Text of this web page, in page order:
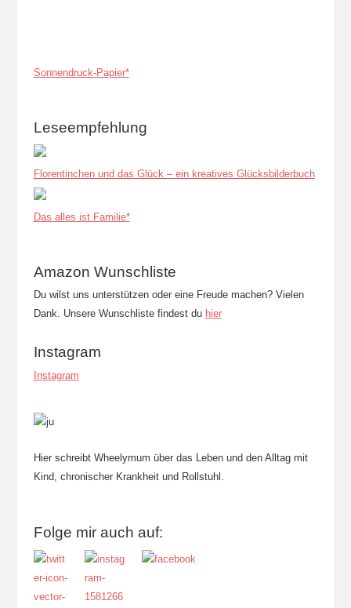
Sonnendruck-Papier*
Leseempfehlung
Florentinchen und das Glück – ein kreatives Glücksbilderbuch
Das alles ist Familie*
Amazon Wunschliste
Du wilst uns unterstützen oder eine Freude machen? Vielen
Dank. Unsere Wunschliste findest du hier
Instagram
Instagram
Hier schreibt Wheelymum über das Leben und den Alltag mit
Kind, chronischer Krankheit und Rollstuhl.
Folge mir auch auf: